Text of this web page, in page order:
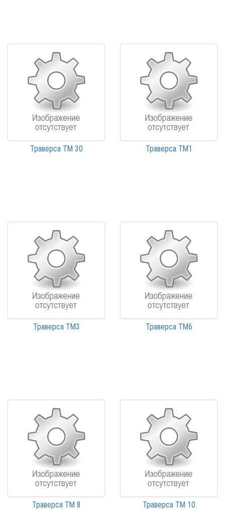
Траверса ТМ 30 Траверса ТМ1
Траверса ТМ3 Траверса ТМ6
Траверса ТМ 8 Траверса ТМ 10